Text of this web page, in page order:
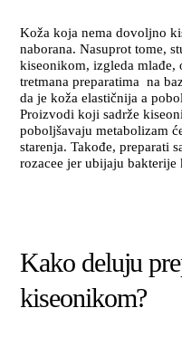
Koža koja nema dovoljno
naborana. Nasuprot tome,
kiseonikom, izgleda mlađe,
tretmana preparatima na
da je koža elastičnija a
Proizvodi koji sadrže
poboljšavaju metabolizam
starenja. Takođe, preparati
rozacee jer ubijaju
Kako deluju
kiseonikom?